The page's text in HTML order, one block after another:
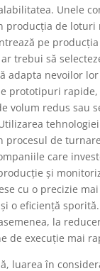
Unele
producția de loturi
pe
trebui să
adapta nevoilor
prototipuri rapide,
volum redus sau
procesul de
care
și
cu o precizie
o eficiență
la
de execuție mai
luarea în